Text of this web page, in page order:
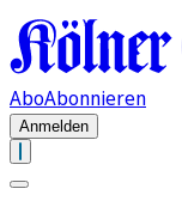
AboAbonnieren
Anmelden